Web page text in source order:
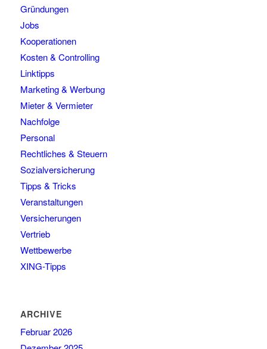
Gründungen
Jobs
Kooperationen
Kosten & Controlling
Linktipps
Marketing & Werbung
Mieter & Vermieter
Nachfolge
Personal
Rechtliches & Steuern
Sozialversicherung
Tipps & Tricks
Veranstaltungen
Versicherungen
Vertrieb
Wettbewerbe
XING-Tipps
ARCHIVE
Februar 2026